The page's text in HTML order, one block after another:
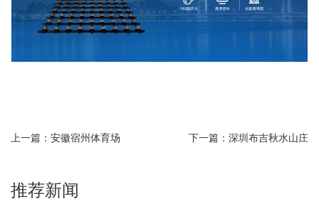
上一篇：安徽宿州体育场 下一篇：深圳布吉秋水山庄
推荐新闻